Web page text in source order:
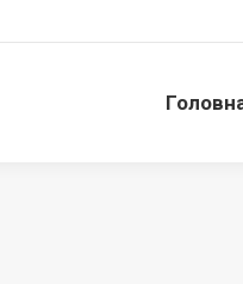
Головна